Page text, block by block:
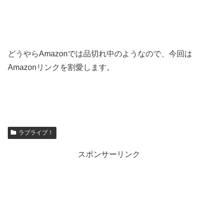
どうやらAmazonでは品切れ中のようなので、今回は
Amazonリンクを割愛します。
ラブライブ！
スポンサーリンク